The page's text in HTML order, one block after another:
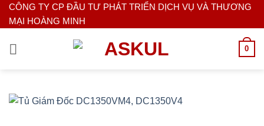
Bỏ
qua
CÔNG TY CP ĐẦU TƯ PHÁT TRIỂN DỊCH VỤ VÀ THƯƠNG
MẠI HOÀNG MINH
0